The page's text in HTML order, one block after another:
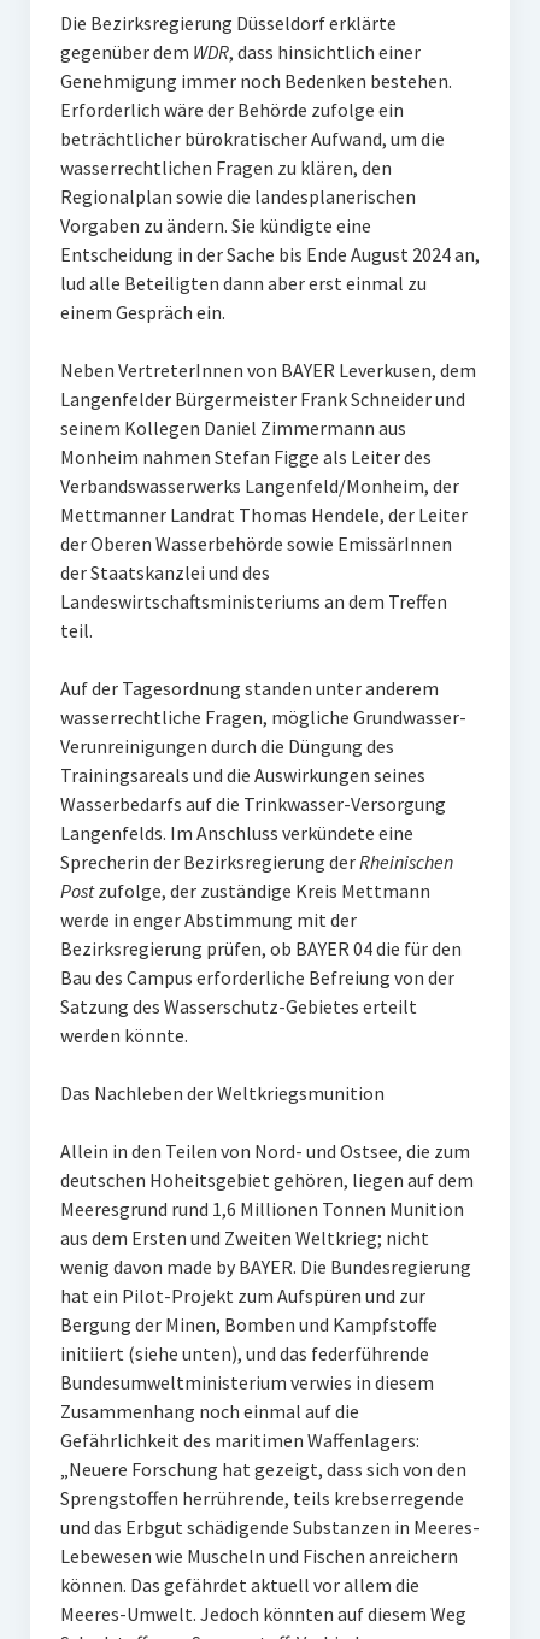
Die Bezirksregierung Düsseldorf erklärte
gegenüber dem WDR, dass hinsichtlich einer
Genehmigung immer noch Bedenken bestehen.
Erforderlich wäre der Behörde zufolge ein
beträchtlicher bürokratischer Aufwand, um die
wasserrechtlichen Fragen zu klären, den
Regionalplan sowie die landesplanerischen
Vorgaben zu ändern. Sie kündigte eine
Entscheidung in der Sache bis Ende August 2024 an,
lud alle Beteiligten dann aber erst einmal zu
einem Gespräch ein.
Neben VertreterInnen von BAYER Leverkusen, dem
Langenfelder Bürgermeister Frank Schneider und
seinem Kollegen Daniel Zimmermann aus
Monheim nahmen Stefan Figge als Leiter des
Verbandswasserwerks Langenfeld/Monheim, der
Mettmanner Landrat Thomas Hendele, der Leiter
der Oberen Wasserbehörde sowie EmissärInnen
der Staatskanzlei und des
Landeswirtschaftsministeriums an dem Treffen
teil.
Auf der Tagesordnung standen unter anderem
wasserrechtliche Fragen, mögliche Grundwasser-
Verunreinigungen durch die Düngung des
Trainingsareals und die Auswirkungen seines
Wasserbedarfs auf die Trinkwasser-Versorgung
Langenfelds. Im Anschluss verkündete eine
Sprecherin der Bezirksregierung derRheinischen
Postzufolge, der zuständige Kreis Mettmann
werde in enger Abstimmung mit der
Bezirksregierung prüfen, ob BAYER 04 die für den
Bau des Campus erforderliche Befreiung von der
Satzung des Wasserschutz-Gebietes erteilt
werden könnte.
Das Nachleben der Weltkriegsmunition
Allein in den Teilen von Nord- und Ostsee, die zum
deutschen Hoheitsgebiet gehören, liegen auf dem
Meeresgrund rund 1,6 Millionen Tonnen Munition
aus dem Ersten und Zweiten Weltkrieg; nicht
wenig davon made by BAYER. Die Bundesregierung
hat ein Pilot-Projekt zum Aufspüren und zur
Bergung der Minen, Bomben und Kampfstoffe
initiiert (siehe unten), und das federführende
Bundesumweltministerium verwies in diesem
Zusammenhang noch einmal auf die
Gefährlichkeit des maritimen Waffenlagers:
„Neuere Forschung hat gezeigt, dass sich von den
Sprengstoffen herrührende, teils krebserregende
und das Erbgut schädigende Substanzen in Meeres-
Lebewesen wie Muscheln und Fischen anreichern
können. Das gefährdet aktuell vor allem die
Meeres-Umwelt. Jedoch könnten auf diesem Weg